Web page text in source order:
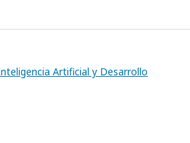
Artificial y Desarrollo